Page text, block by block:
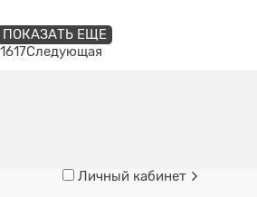
ПОКАЗАТЬ ЕЩЕ
1617Следующая
Личный кабинет